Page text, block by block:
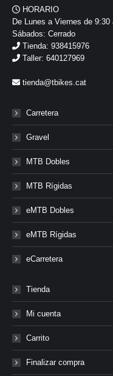
HORARIO
De Lunes a Viernes de
Sábados: Cerrado
Tienda: 938415976
Taller: 640127969
tienda@tbikes.cat
Carretera
Gravel
MTB Dobles
MTB Rígidas
eMTB Dobles
eMTB Rígidas
eCarretera
Tienda
Mi cuenta
Carrito
Finalizar compra